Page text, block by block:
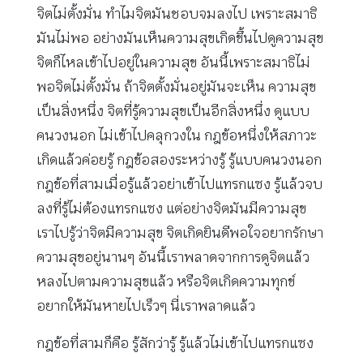
จิตไม่ตั้งมั่น ทำไมจิตมันชอบจมลงไป เพราะสมาธิ
มันไม่พอ อย่างมันเห็นความสุขเกิดขึ้นไปดูความสุข
จิตก็ไหลเข้าไปอยู่ในความสุข อันนี้เพราะสมาธิไม่
พอจิตไม่ตั้งมั่น ถ้าจิตตั้งมั่นอยู่มันจะเห็น ความสุข
เป็นสิ่งหนึ่ง จิตที่รู้ความสุขเป็นอีกสิ่งหนึ่ง ดูแบบ
คนวงนอก ไม่เข้าไปคลุกวงใน กฎข้อหนึ่งให้สภาวะ
เกิดแล้วค่อยรู้ กฎข้อสองระหว่างรู้ รู้แบบคนวงนอก
กฎข้อที่สามเมื่อรู้แล้วอย่าเข้าไปแทรกแซง รู้แล้วจบ
ลงที่รู้ไม่ต้องแทรกแซง แต่อย่างจิตมันมีความสุข
เราไปรู้ว่าจิตมีความสุข จิตเกิดยินดีพอใจอยากรักษา
ความสุขอยู่นานๆ อันนี้เราพลาดจากการดูจิตแล้ว
หลงไปตามความสุขแล้ว หรือจิตเกิดความทุกข์
อยากให้มันหายไปเร็วๆ นี่เราพลาดแล้ว
กฎข้อที่สามก็คือ รู้สักว่ารู้ รู้แล้วไม่เข้าไปแทรกแซง